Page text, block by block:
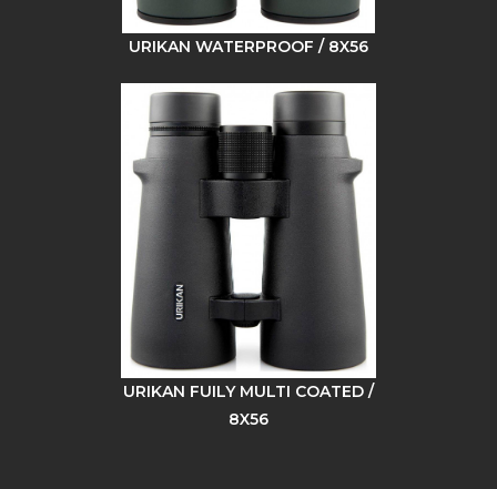
URIKAN WATERPROOF / 8X56
URIKAN FUILY MULTI COATED /
8X56